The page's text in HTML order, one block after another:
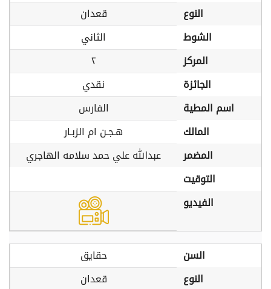
النوع
قعدان
الشوط
الثاني
المركز
٢
الجائزة
نقدي
اسم المطية
الفارس
المالك
هـجـن ام الزبـار
المضمر
عبدالله علي حمد سلامه الهاجري
التوقيت
الفيديو
السن
حقايق
النوع
قعدان